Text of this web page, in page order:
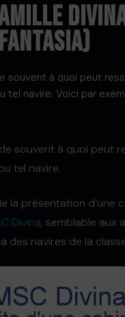
souvent à quoi peut
tel navire. Voici par
souvent à quoi peut
tel navire.
la présentation d’une
Divina, semblable aux
des navires de la